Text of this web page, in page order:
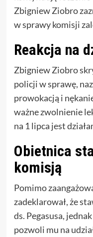
Zbigniew Ziobro
w sprawy komisji
Reakcja na
Zbigniew Ziobro
policji w sprawę,
prowokacją i
ważne zwolnienie
na 1 lipca jest
Obietnica
komisją
Pomimo
zadeklarował, że
ds. Pegasusa,
pozwoli mu na